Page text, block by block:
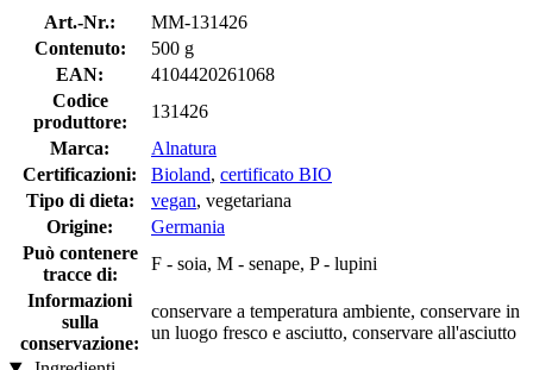
Art.-Nr.:
MM-131426
Contenuto:
500 g
EAN:
4104420261068
Codice
produttore:
131426
Marca:
Alnatura
Certificazioni:
Bioland, certificato BIO
Tipo di dieta:
vegan, vegetariana
Origine:
Germania
Può contenere
tracce di:
F - soia, M - senape, P - lupini
Informazioni
sulla
conservazione:
conservare a temperatura ambiente, conservare in
un luogo fresco e asciutto, conservare all'asciutto